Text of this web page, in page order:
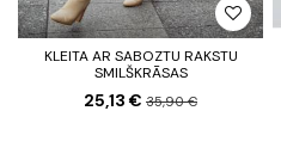
KLEITA AR SABOZTU RAKSTU
SMILŠKRĀSAS
25,13 € 35,90 €